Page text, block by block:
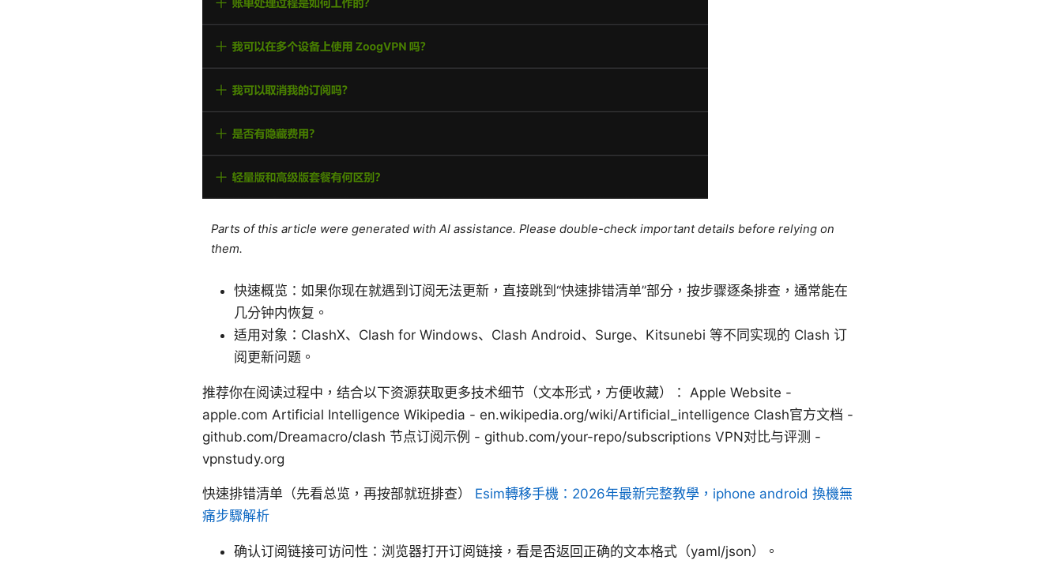
Parts of this article were generated with AI assistance. Please double-check important details before relying on
them.
快速概览：如果你现在就遇到订阅无法更新，直接跳到“快速排错清单”部分，按步骤逐条排查，通常能在
几分钟内恢复。
适用对象：ClashX、Clash for Windows、Clash Android、Surge、Kitsunebi 等不同实现的 Clash 订
阅更新问题。
推荐你在阅读过程中，结合以下资源获取更多技术细节（文本形式，方便收藏）： Apple Website -
apple.com Artificial Intelligence Wikipedia - en.wikipedia.org/wiki/Artificial_intelligence Clash官方文档 -
github.com/Dreamacro/clash 节点订阅示例 - github.com/your-repo/subscriptions VPN对比与评测 -
vpnstudy.org
快速排错清单（先看总览，再按部就班排查） Esim轉移手機：2026年最新完整教學，iphone android 換機無
痛步驟解析
确认订阅链接可访问性：浏览器打开订阅链接，看是否返回正确的文本格式（yaml/json）。